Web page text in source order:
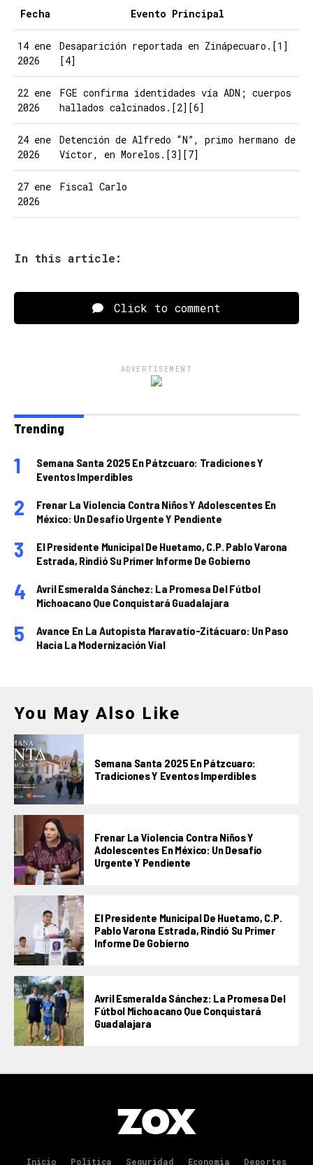
Fecha Evento Principal
14 ene
2026
Desaparición reportada en Zinápecuaro.[1]
[4]
22 ene
2026
FGE confirma identidades vía ADN; cuerpos
hallados calcinados.[2][6]
24 ene
2026
Detención de Alfredo “N”, primo hermano de
Víctor, en Morelos.[3][7]
27 ene
2026
Fiscal Carlo
In this article:
Click to comment
ADVERTISEMENT
Trending
Semana Santa 2025 En Pátzcuaro: Tradiciones Y
Eventos Imperdibles
Frenar La Violencia Contra Niños Y Adolescentes En
México: Un Desafío Urgente Y Pendiente
El Presidente Municipal De Huetamo, C.P. Pablo Varona
Estrada, Rindió Su Primer Informe De Gobierno
Avril Esmeralda Sánchez: La Promesa Del Fútbol
Michoacano Que Conquistará Guadalajara
Avance En La Autopista Maravatío-Zitácuaro: Un Paso
Hacia La Modernización Vial
You May Also Like
Semana Santa 2025 En Pátzcuaro:
Tradiciones Y Eventos Imperdibles
Frenar La Violencia Contra Niños Y
Adolescentes En México: Un Desafío
Urgente Y Pendiente
El Presidente Municipal De Huetamo, C.P.
Pablo Varona Estrada, Rindió Su Primer
Informe De Gobierno
Avril Esmeralda Sánchez: La Promesa Del
Fútbol Michoacano Que Conquistará
Guadalajara
Inicio Politica Seguridad Economia Deportes